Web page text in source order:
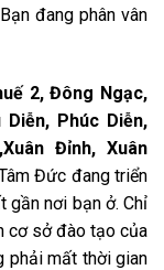
đang phân vân
2, Đông Ngạc,
Phúc Diễn,
Đỉnh, Xuân
Đức đang triển
gần nơi bạn ở. Chỉ
cơ sở đào tạo của
phải mất thời gian